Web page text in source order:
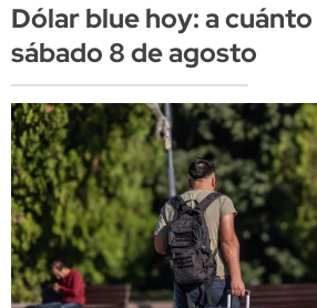
Dólar blue hoy: a
sábado 8 de agosto